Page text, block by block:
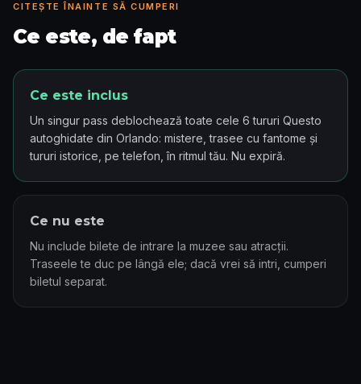
CITEȘTE ÎNAINTE SĂ CUMPERI
Ce este, de fapt
Ce este inclus
Un singur pass deblochează toate cele 6 tururi Questo
autoghidate din Orlando: mistere, trasee cu fantome și
tururi istorice, pe telefon, în ritmul tău. Nu expiră.
Ce nu este
Nu include bilete de intrare la muzee sau atracții.
Traseele te duc pe lângă ele; dacă vrei să intri, cumperi
biletul separat.